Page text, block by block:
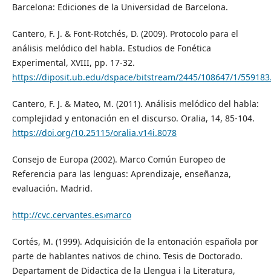
Barcelona: Ediciones de la Universidad de Barcelona.
Cantero, F. J. & Font-Rotchés, D. (2009). Protocolo para el
análisis melódico del habla. Estudios de Fonética
Experimental, XVIII, pp. 17-32.
https://diposit.ub.edu/dspace/bitstream/2445/108647/1/
Cantero, F. J. & Mateo, M. (2011). Análisis melódico del habla:
complejidad y entonación en el discurso. Oralia, 14, 85-104.
https://doi.org/10.25115/oralia.v14i.8078
Consejo de Europa (2002). Marco Común Europeo de
Referencia para las lenguas: Aprendizaje, enseñanza,
evaluación. Madrid.
http://cvc.cervantes.es›marco
Cortés, M. (1999). Adquisición de la entonación española por
parte de hablantes nativos de chino. Tesis de Doctorado.
Departament de Didactica de la Llengua i la Literatura,